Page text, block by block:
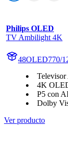
Philips OLED
TV Ambilight 4K
48OLED770/
4K
P5 con
Dolby
Ver producto